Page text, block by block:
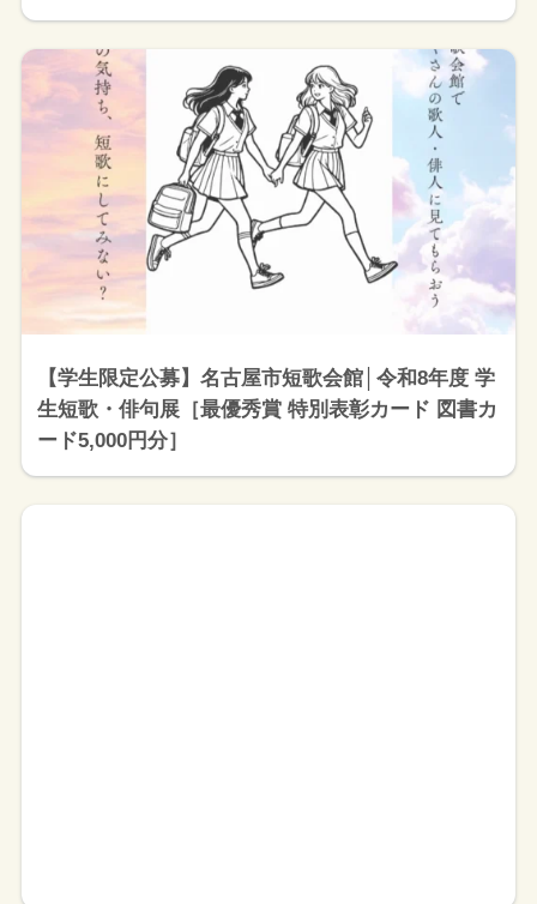
【学生限定公募】名古屋市短歌会館│令和8年度 学
生短歌・俳句展［最優秀賞 特別表彰カード 図書カ
ード5,000円分］